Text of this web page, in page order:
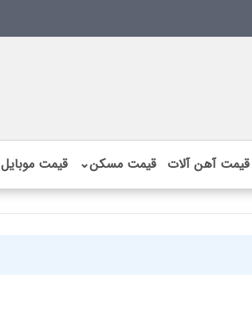
قیمت آهن آلات قیمت مسکن⌄ قیمت موبایل